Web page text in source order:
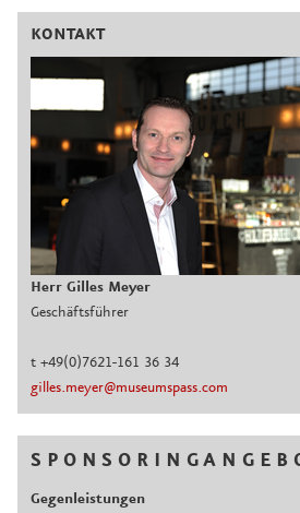
KONTAKT
Herr Gilles Meyer
Geschäftsführer
t +49(0)7621-161 36 34
gilles.meyer@museumspass.com
S P O N S O R I N G A N G E B
Gegenleistungen